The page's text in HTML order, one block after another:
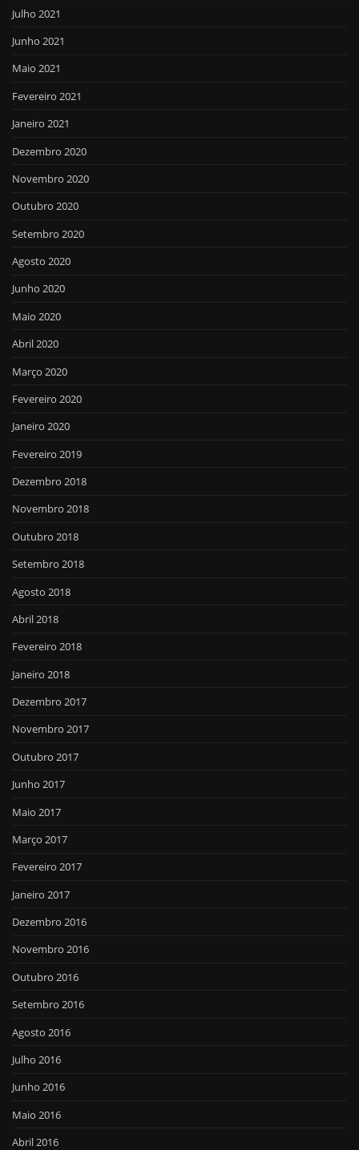
Julho 2021
Junho 2021
Maio 2021
Fevereiro 2021
Janeiro 2021
Dezembro 2020
Novembro 2020
Outubro 2020
Setembro 2020
Agosto 2020
Junho 2020
Maio 2020
Abril 2020
Março 2020
Fevereiro 2020
Janeiro 2020
Fevereiro 2019
Dezembro 2018
Novembro 2018
Outubro 2018
Setembro 2018
Agosto 2018
Abril 2018
Fevereiro 2018
Janeiro 2018
Dezembro 2017
Novembro 2017
Outubro 2017
Junho 2017
Maio 2017
Março 2017
Fevereiro 2017
Janeiro 2017
Dezembro 2016
Novembro 2016
Outubro 2016
Setembro 2016
Agosto 2016
Julho 2016
Junho 2016
Maio 2016
Abril 2016